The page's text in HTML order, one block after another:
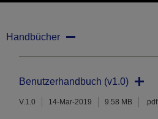
Handbücher
Benutzerhandbuch (v1.0)
V.1.0 14-Mar-2019 9.58 MB .pdf